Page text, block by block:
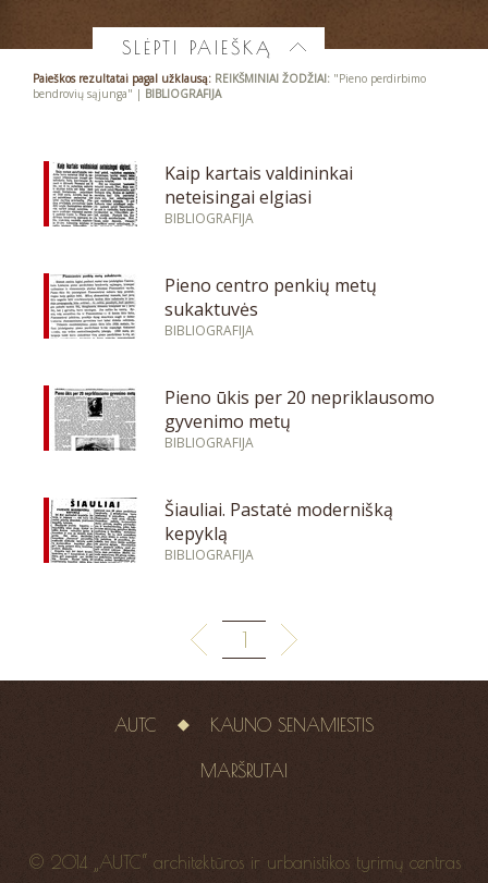
SLĖPTI PAIEŠKĄ
Paieškos rezultatai pagal užklausą: REIKŠMINIAI ŽODŽIAI: "Pieno perdirbimo
bendrovių sąjunga" | BIBLIOGRAFIJA
Kaip kartais valdininkai
neteisingai elgiasi
BIBLIOGRAFIJA
Pieno centro penkių metų
sukaktuvės
BIBLIOGRAFIJA
Pieno ūkis per 20 nepriklausomo
gyvenimo metų
BIBLIOGRAFIJA
Šiauliai. Pastatė modernišką
kepyklą
BIBLIOGRAFIJA
1
AUTC KAUNO SENAMIESTIS
MARŠRUTAI
© 2014 „AUTC“ architektūros ir urbanistikos tyrimų centras